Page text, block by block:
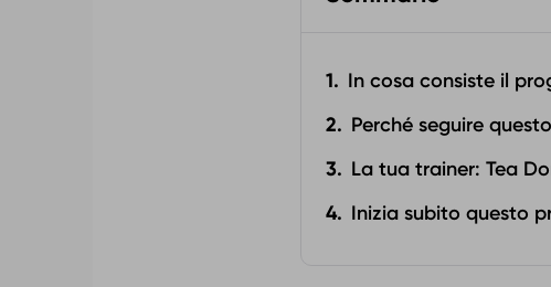
In cosa consiste il
Perché seguire
La tua trainer: Tea
Inizia subito questo